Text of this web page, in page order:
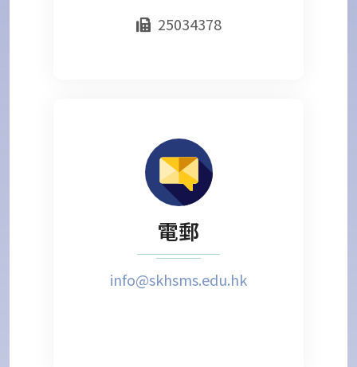
25034378
電郵
info@skhsms.edu.hk